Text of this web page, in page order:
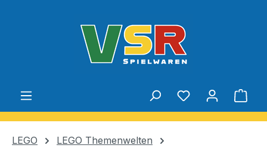
Du hast 0
LEGO
LEGO Themenwelten